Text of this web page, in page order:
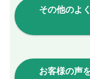
その他のよ
お客様の声